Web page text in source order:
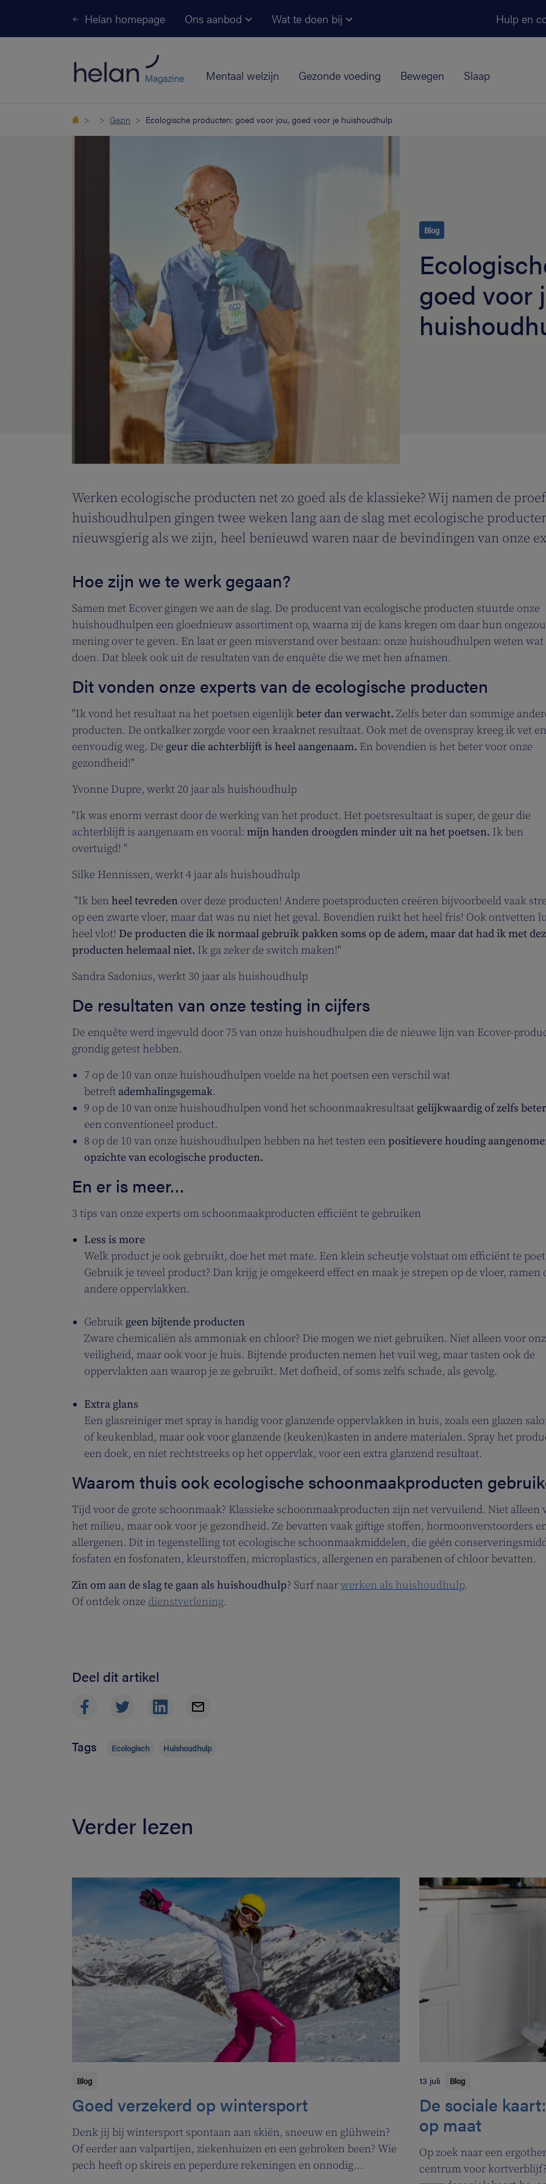
Helan homepage Ons aanbod Wat te doen bij Hulp en
Mentaal welzijn Gezonde voeding Bewegen Slaap
Gezin Ecologische producten: goed voor jou, goed voor je huishoudhulp
Blog
goed voor
Werken ecologische producten net zo goed als de klassieke? Wij namen de
huishoudhulpen gingen twee weken lang aan de slag met ecologische
nieuwsgierig als we zijn, heel benieuwd waren naar de bevindingen van onze
Hoe zijn we te werk gegaan?
Samen met Ecover gingen we aan de slag. De producent van ecologische producten stuurde onze
huishoudhulpen een gloednieuw assortiment op, waarna zij de kans kregen om daar hun
mening over te geven. En laat er geen misverstand over bestaan: onze huishoudhulpen weten wat
doen. Dat bleek ook uit de resultaten van de enquête die we met hen afnamen.
Dit vonden onze experts van de ecologische producten
"Ik vond het resultaat na het poetsen eigenlijkbeter dan verwacht. Zelfs beter dan sommige
producten. De ontkalker zorgde voor een kraaknet resultaat. Ook met de ovenspray kreeg ik vet
eenvoudig weg. De geur die achterblijft is heel aangenaam. En bovendien is het beter voor onze
gezondheid!"
Yvonne Dupre, werkt 20 jaar als huishoudhulp
"Ik was enorm verrast door de werking van het product. Het poetsresultaat is super, de geur die
achterblijft is aangenaam en vooral: mijn handen droogden minder uit na het poetsen. Ik ben
overtuigd! "
Silke Hennissen, werkt 4 jaar als huishoudhulp
"Ik ben heel tevreden over deze producten! Andere poetsproducten creëren bijvoorbeeld vaak
op een zwarte vloer, maar dat was nu niet het geval. Bovendien ruikt het heel fris! Ook ontvetten
heel vlot! De producten die ik normaal gebruik pakken soms op de adem, maar dat had ik met
producten helemaal niet. Ik ga zeker de switch maken!"
Sandra Sadonius, werkt 30 jaar als huishoudhulp
De resultaten van onze testing in cijfers
De enquête werd ingevuld door 75 van onze huishoudhulpen die de nieuwe lijn van Ecover-
grondig getest hebben.
7 op de 10 van onze huishoudhulpen voelde na het poetsen een verschil wat
betreft ademhalingsgemak.
9 op de 10 van onze huishoudhulpen vond het schoonmaakresultaat gelijkwaardig of zelfs beter
een conventioneel product.
8 op de 10 van onze huishoudhulpen hebben na het testen een positievere houding
opzichte van ecologische producten.
En er is meer…
3 tips van onze experts om schoonmaakproducten efficiënt te gebruiken
Less is more
Welk product je ook gebruikt, doe het met mate. Een klein scheutje volstaat om efficiënt te
Gebruik je teveel product? Dan krijg je omgekeerd effect en maak je strepen op de vloer, ramen
andere oppervlakken.
Gebruik geen bijtende producten
Zware chemicaliën als ammoniak en chloor? Die mogen we niet gebruiken. Niet alleen voor
veiligheid, maar ook voor je huis. Bijtende producten nemen het vuil weg, maar tasten ook de
oppervlakten aan waarop je ze gebruikt. Met dofheid, of soms zelfs schade, als gevolg.
Extra glans
Een glasreiniger met spray is handig voor glanzende oppervlakken in huis, zoals een glazen
of keukenblad, maar ook voor glanzende (keuken)kasten in andere materialen. Spray het
een doek, en niet rechtstreeks op het oppervlak, voor een extra glanzend resultaat.
Waarom thuis ook ecologische schoonmaakproducten
Tijd voor de grote schoonmaak? Klassieke schoonmaakproducten zijn net vervuilend. Niet alleen
het milieu, maar ook voor je gezondheid. Ze bevatten vaak giftige stoffen, hormoonverstoorders
allergenen. Dit in tegenstelling tot ecologische schoonmaakmiddelen, die géén
fosfaten en fosfonaten, kleurstoffen, microplastics, allergenen en parabenen of chloor bevatten.
Zin om aan de slag te gaan als huishoudhulp? Surf naarwerken als huishoudhulp.
Of ontdek onze dienstverlening.
Deel dit artikel
Tags Ecologisch Huishoudhulp
Verder lezen
Blog
Goed verzekerd op wintersport
Denk jij bij wintersport spontaan aan skiën, sneeuw en glühwein?
Of eerder aan valpartijen, ziekenhuizen en een gebroken been? Wie
pech heeft op skireis en peperdure rekeningen en onnodig
13 juli Blog
De sociale
op maat
Op zoek naar een
centrum voor